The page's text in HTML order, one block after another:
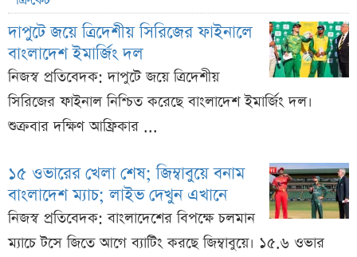
দাপুটে জয়ে ত্রিদেশীয় সিরিজের ফাইনালে
বাংলাদেশ ইমার্জিং দল
নিজস্ব প্রতিবেদক: দাপুটে জয়ে ত্রিদেশীয়
সিরিজের ফাইনাল নিশ্চিত করেছে বাংলাদেশ ইমার্জিং দল।
শুক্রবার দক্ষিণ আফ্রিকার ...
১৫ ওভারের খেলা শেষ; জিম্বাবুয়ে বনাম
বাংলাদেশ ম্যাচ; লাইভ দেখুন এখানে
নিজস্ব প্রতিবেদক: বাংলাদেশের বিপক্ষে চলমান
ম্যাচে টসে জিতে আগে ব্যাটিং করছে জিম্বাবুয়ে। ১৫.৬ ওভার